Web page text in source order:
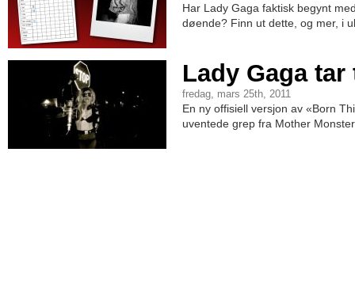
Har Lady Gaga faktisk begynt
døende? Finn ut dette, og mer, i
Lady Gaga
fredag, mars 25th, 2011
En ny offisiell versjon av «Born
uventede grep fra Mother